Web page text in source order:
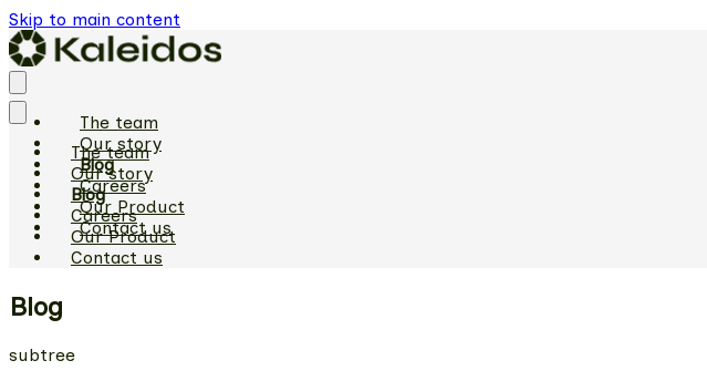
Skip to main content
The team
Our story
Blog
Careers
Our Product
Contact us
The team
Our story
Blog
Careers
Our Product
Contact us
Blog
subtree